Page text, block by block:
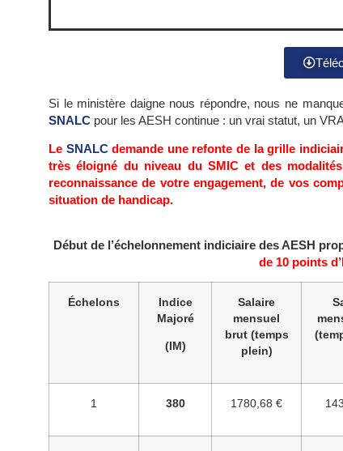
Si le ministère daigne nous répondre, nous ne
SNALC pour les AESH continue : un vrai statut, un
Le SNALCdemande une refonte de la grille
très éloigné du niveau du SMIC et des
reconnaissance de votre engagement, de vos
situation de handicap.
Début de l’échelonnement indiciaire des AESH
de 10 points
Échelons
Indice
Majoré
(IM)
Salaire
mensuel
brut (temps
plein)
1 380 1780,68 €